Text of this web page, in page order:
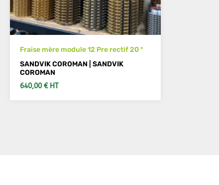
Fraise mère module 12 Pre rectif 20 °
SANDVIK COROMAN | SANDVIK
COROMAN
640,00 € HT